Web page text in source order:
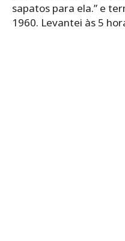
sapatos para ela.” e
1960. Levantei às 5